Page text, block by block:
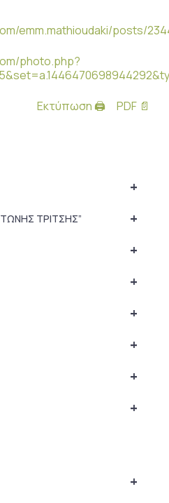
emm.mathioudaki/posts/
photo.php?
Εκτύπωση 🖨
PDF 📄
+
+
ΤΡΙΤΣΗΣ”
+
+
+
+
+
+
+